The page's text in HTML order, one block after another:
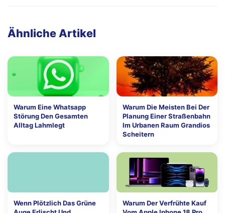
Ähnliche Artikel
Warum Eine Whatsapp
Störung Den Gesamten
Alltag Lahmlegt
Warum Die Meisten Bei Der
Planung Einer Straßenbahn
Im Urbanen Raum Grandios
Scheitern
Wenn Plötzlich Das Grüne
Warum Der Verfrühte Kauf